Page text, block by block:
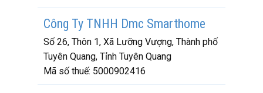
Công Ty TNHH Dmc Smarthome
Số 26, Thôn 1, Xã Lưỡng Vượng, Thành phố
Tuyên Quang, Tỉnh Tuyên Quang
Mã số thuế: 5000902416